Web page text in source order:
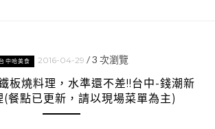
台中哈美食 2016-04-29 /3 次瀏覽
板燒料理，水準還不差!!台中-錢潮新
(餐點已更新，請以現場菜單為主)